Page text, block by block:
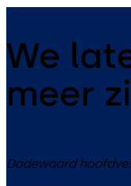
We
meer
Dodewaard